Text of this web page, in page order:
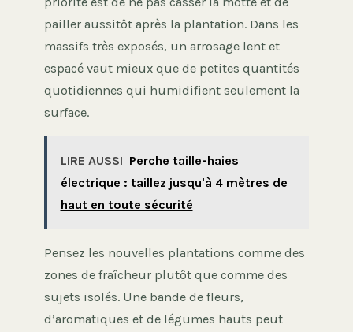
pailler aussitôt après la plantation. Dans les
massifs très exposés, un arrosage lent et
espacé vaut mieux que de petites quantités
quotidiennes qui humidifient seulement la
surface.
LIRE AUSSI Perche taille-haies
électrique : taillez jusqu'à 4 mètres de
haut en toute sécurité
Pensez les nouvelles plantations comme des
zones de fraîcheur plutôt que comme des
sujets isolés. Une bande de fleurs,
d’aromatiques et de légumes hauts peut